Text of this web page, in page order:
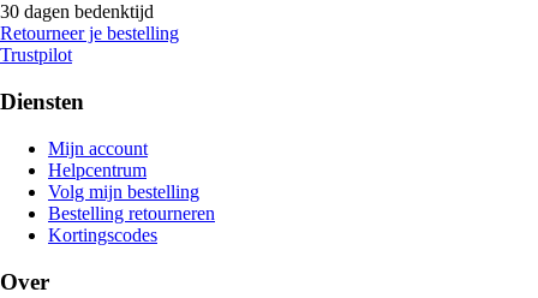
30 dagen bedenktijd
Retourneer je bestelling
Trustpilot
Diensten
Mijn account
Helpcentrum
Volg mijn bestelling
Bestelling retourneren
Kortingscodes
Over